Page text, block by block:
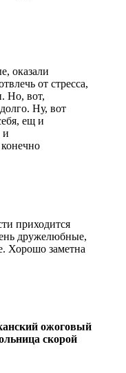
оказали
от стресса,
Но, вот,
Ну, вот
ещ и
и
приходится
дружелюбные,
Хорошо заметна
ожоговый
скорой